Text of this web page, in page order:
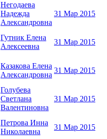
Негодаева
Надежда
Александровна
31 Мар 2015
Гутник Елена
Алексеевна
31 Мар 2015
Казакова Елена
Александровна
31 Мар 2015
Голубева
Светлана
Валентиновна
31 Мар 2015
Петрова Инна
Николаевна
31 Мар 2015